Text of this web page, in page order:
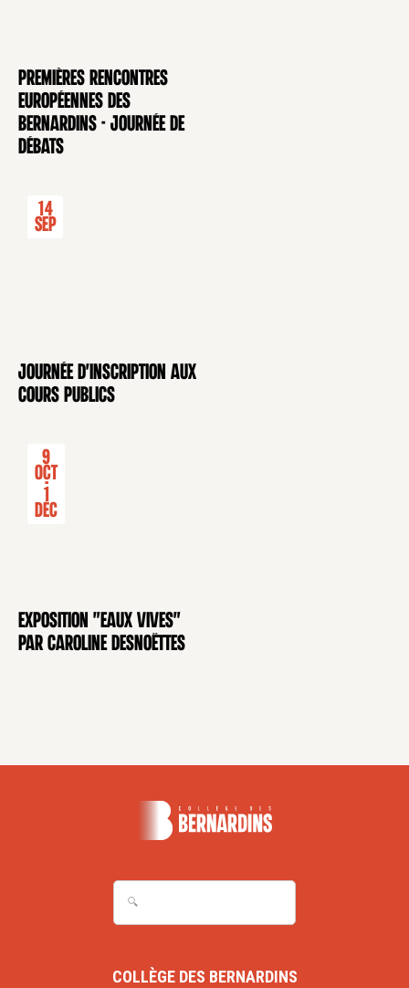
CONFÉRENCE
Premières rencontres
européennes des
Bernardins - Journée de
débats
CONFÉRENCE
14
Sep
Journée d'inscription aux
cours publics
EXPOSITION
9
Oct
-
1
Déc
Exposition "Eaux Vives"
par Caroline Desnoëttes
COLLÈGE DES BERNARDINS